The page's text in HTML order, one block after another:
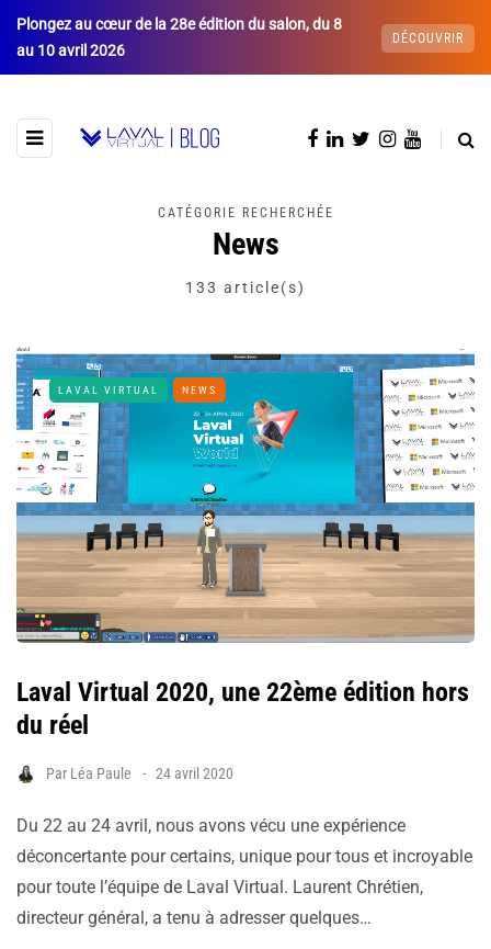
Plongez au cœur de la 28e édition du salon, du 8
au 10 avril 2026
DÉCOUVRIR
CATÉGORIE RECHERCHÉE
News
133 article(s)
LAVAL VIRTUAL NEWS
Laval Virtual 2020, une 22ème édition hors
du réel
Par Léa Paule 24 avril 2020
Du 22 au 24 avril, nous avons vécu une expérience
déconcertante pour certains, unique pour tous et incroyable
pour toute l’équipe de Laval Virtual. Laurent Chrétien,
directeur général, a tenu à adresser quelques…